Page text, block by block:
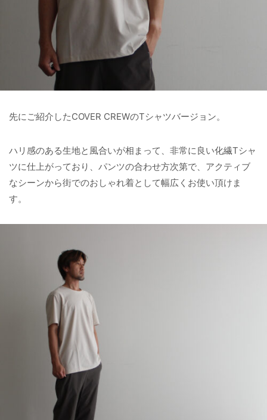
先にご紹介したCOVER CREWのTシャツバージョン。
ハリ感のある生地と風合いが相まって、非常に良い化繊Tシャ
ツに仕上がっており、パンツの合わせ方次第で、アクティブ
なシーンから街でのおしゃれ着として幅広くお使い頂けま
す。